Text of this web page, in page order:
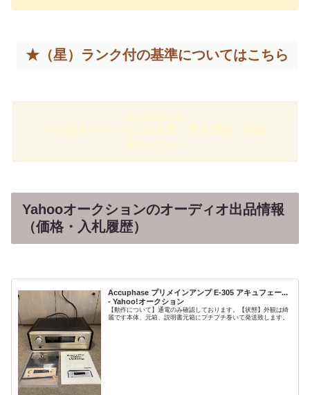
★（星）ランク付の基準についてはこちら
Accuphase
その他オークションの人気・落札価格・評論
家レビュー
Yahooオークションのオーディオ出品情報
（価格・入札履歴）
Accuphase プリメインアンプ E-305 アキュフェー...
- Yahoo!オークション
【動作について】通電のみ確認しております。【状態】外観は綺
麗です本体、元箱、説明書元箱にプチプチ巻いて発送致します。